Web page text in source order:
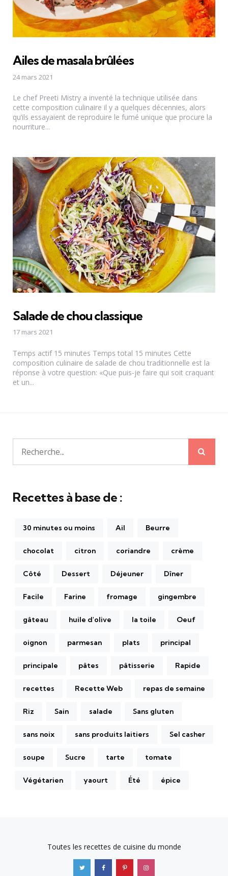
Ailes de masala brûlées
24 mars 2021
Le chef Preeti Mistry a inventé la technique utilisée dans
cette composition culinaire il y a quelques décennies, alors
qu’ils essayaient de reproduire le fumé unique que procure la
nourriture...
Salade de chou classique
17 mars 2021
Temps actif 15 minutes Temps total 15 minutes Cette
composition culinaire de salade de chou traditionnelle est la
réponse à votre question: «Que puis-je faire qui soit craquant
et un...
Recherche
pour:
Recettes à base de :
30 minutes ou moins Ail Beurre
chocolat citron coriandre crème
Côté Dessert Déjeuner Dîner
Facile Farine fromage gingembre
gâteau huile d'olive la toile Oeuf
oignon parmesan plats principal
principale pâtes pâtisserie Rapide
recettes Recette Web repas de semaine
Riz Sain salade Sans gluten
sans noix sans produits laitiers Sel casher
soupe Sucre tarte tomate
Végétarien yaourt Été épice
Toutes les recettes de cuisine du monde